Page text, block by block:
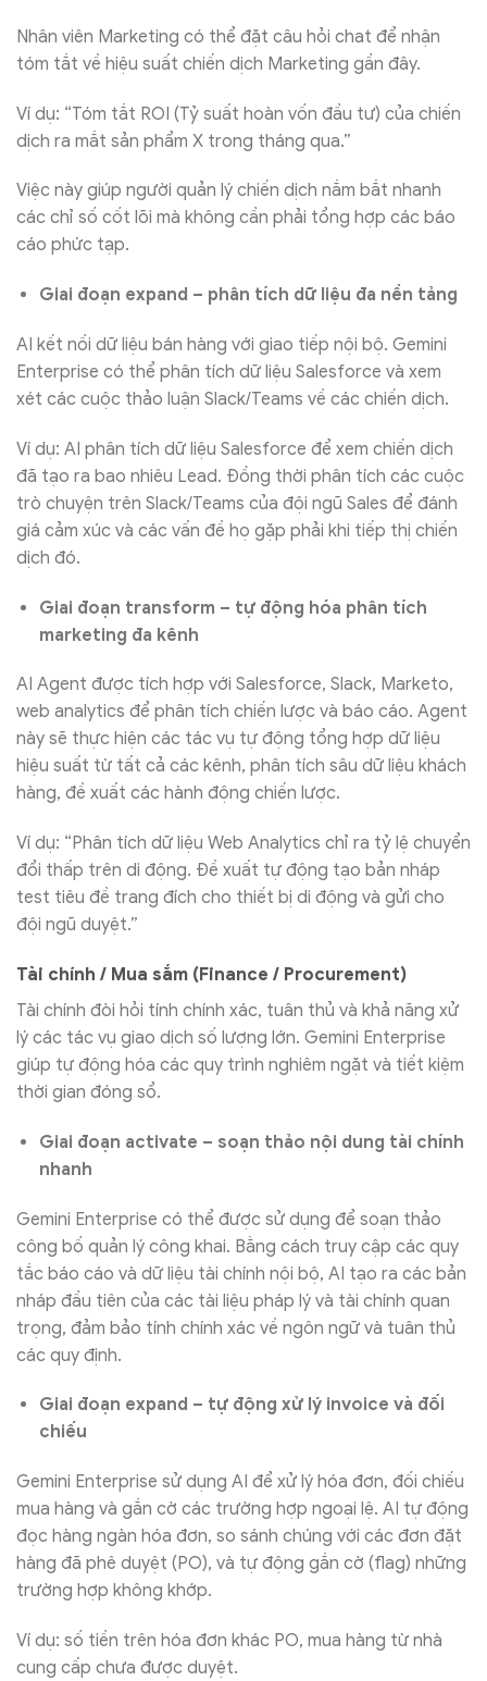
Nhân viên Marketing có thể đặt câu hỏi chat để nhận
tóm tắt về hiệu suất chiến dịch Marketing gần đây.
Ví dụ: “Tóm tắt ROI (Tỷ suất hoàn vốn đầu tư) của chiến
dịch ra mắt sản phẩm X trong tháng qua.”
Việc này giúp người quản lý chiến dịch nắm bắt nhanh
các chỉ số cốt lõi mà không cần phải tổng hợp các báo
cáo phức tạp.
Giai đoạn expand – phân tích dữ liệu đa nền tảng
AI kết nối dữ liệu bán hàng với giao tiếp nội bộ. Gemini
Enterprise có thể phân tích dữ liệu Salesforce và xem
xét các cuộc thảo luận Slack/Teams về các chiến dịch.
Ví dụ: AI phân tích dữ liệu Salesforce để xem chiến dịch
đã tạo ra bao nhiêu Lead. Đồng thời phân tích các cuộc
trò chuyện trên Slack/Teams của đội ngũ Sales để đánh
giá cảm xúc và các vấn đề họ gặp phải khi tiếp thị chiến
dịch đó.
Giai đoạn transform – tự động hóa phân tích
marketing đa kênh
AI Agent được tích hợp với Salesforce, Slack, Marketo,
web analytics để phân tích chiến lược và báo cáo. Agent
này sẽ thực hiện các tác vụ tự động tổng hợp dữ liệu
hiệu suất từ tất cả các kênh, phân tích sâu dữ liệu khách
hàng, đề xuất các hành động chiến lược.
Ví dụ: “Phân tích dữ liệu Web Analytics chỉ ra tỷ lệ chuyển
đổi thấp trên di động. Đề xuất tự động tạo bản nháp
test tiêu đề trang đích cho thiết bị di động và gửi cho
đội ngũ duyệt.”
Tài chính / Mua sắm (Finance / Procurement)
Tài chính đòi hỏi tính chính xác, tuân thủ và khả năng xử
lý các tác vụ giao dịch số lượng lớn. Gemini Enterprise
giúp tự động hóa các quy trình nghiêm ngặt và tiết kiệm
thời gian đóng sổ.
Giai đoạn activate – soạn thảo nội dung tài chính
nhanh
Gemini Enterprise có thể được sử dụng để soạn thảo
công bố quản lý công khai. Bằng cách truy cập các quy
tắc báo cáo và dữ liệu tài chính nội bộ, AI tạo ra các bản
nháp đầu tiên của các tài liệu pháp lý và tài chính quan
trọng, đảm bảo tính chính xác về ngôn ngữ và tuân thủ
các quy định.
Giai đoạn expand – tự động xử lý invoice và đối
chiếu
Gemini Enterprise sử dụng AI để xử lý hóa đơn, đối chiếu
mua hàng và gắn cờ các trường hợp ngoại lệ. AI tự động
đọc hàng ngàn hóa đơn, so sánh chúng với các đơn đặt
hàng đã phê duyệt (PO), và tự động gắn cờ (flag) những
trường hợp không khớp.
Ví dụ: số tiền trên hóa đơn khác PO, mua hàng từ nhà
cung cấp chưa được duyệt.